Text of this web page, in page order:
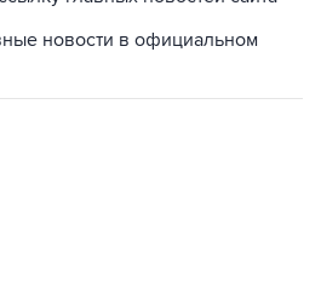
новости в официальном